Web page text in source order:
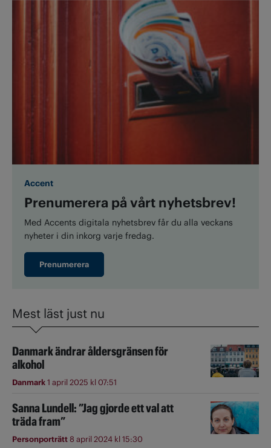
Accent
Prenumerera på vårt nyhetsbrev!
Med Accents digitala nyhetsbrev får du alla veckans
nyheter i din inkorg varje fredag.
Prenumerera
Mest läst just nu
Danmark ändrar åldersgränsen för
alkohol
Danmark1 april 2025 kl 07:51
Sanna Lundell: ”Jag gjorde ett val att
träda fram”
Personporträtt8 april 2024 kl 15:30